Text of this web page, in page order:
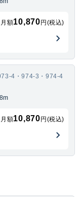
月額10,870円(税込)
4・974-3・974-4
月額10,870円(税込)